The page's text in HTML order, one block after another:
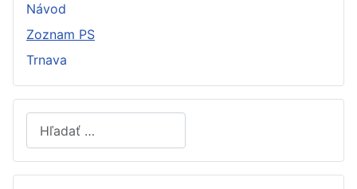
Návod
Zoznam PS
Trnava
Hľadať
Type 2 or more characters for results.